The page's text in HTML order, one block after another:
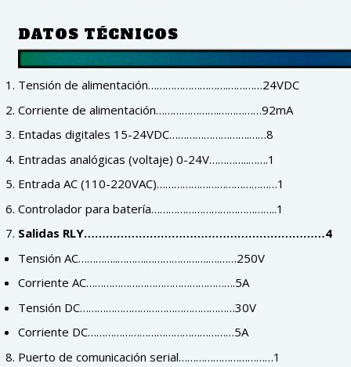
DATOS TÉCNICOS
Tensión de alimentación……………………….…………24VDC
Corriente de alimentación………………….……………92mA
Entadas digitales 15-24VDC……………………….……8
Entradas analógicas (voltaje) 0-24V…………..…….1
Entrada AC (110-220VAC)……………………………………1
Controlador para batería……………………………………..1
Salidas RLY…………………………………………………………4
Tensión AC…………..……….………………….….……250V
Corriente AC…………………………………………….5A
Tensión DC………………………………………………30V
Corriente DC……………………………………………5A
Puerto de comunicación serial……………………………1